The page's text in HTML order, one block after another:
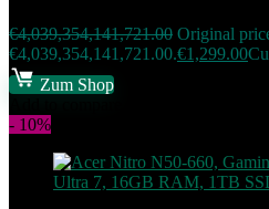
€4,039,354,141,721.00 Original
€4,039,354,141,721.00.€1,299.00
Zum Shop
- 10%